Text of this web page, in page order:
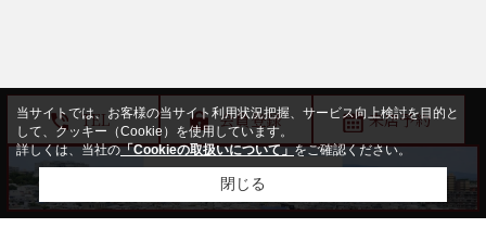
TEL 会員登録 来店予約
当サイトでは、お客様の当サイト利用状況把握、サービス向上検討を目的と
して、クッキー（Cookie）を使用しています。
詳しくは、当社の「Cookieの取扱いについて」をご確認ください。
閉じる